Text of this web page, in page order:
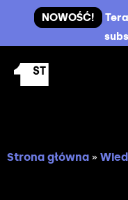
NOWOŚĆ!
Strona główna »